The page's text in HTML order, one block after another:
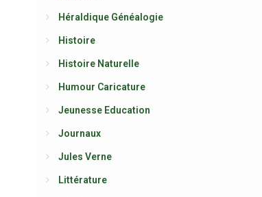
Héraldique Généalogie
Histoire
Histoire Naturelle
Humour Caricature
Jeunesse Education
Journaux
Jules Verne
Littérature